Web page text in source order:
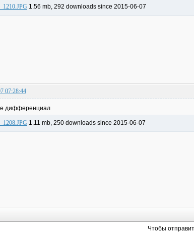
1.56 mb, 292 downloads since 2015-06-07
07:28:44
дифференциал
1.11 mb, 250 downloads since 2015-06-07
Чтобы